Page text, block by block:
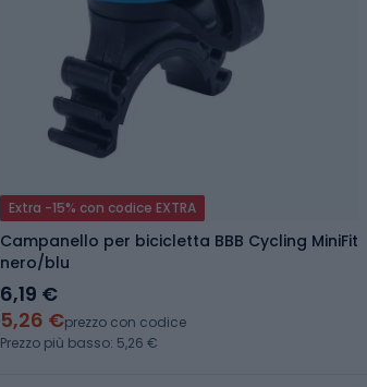
Extra -15% con codice EXTRA
Campanello per bicicletta BBB Cycling MiniFit
nero/blu
6,19 €
5,26 €prezzo con codice
Prezzo più basso: 5,26 €